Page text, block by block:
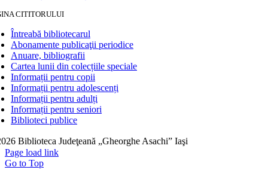
CITITORULUI
Întreabă bibliotecarul
Abonamente publicaţii periodice
Anuare, bibliografii
Cartea lunii din colecțiile speciale
Informații pentru copii
Informații pentru adolescenți
Informații pentru adulți
Informații pentru seniori
Biblioteci publice
Biblioteca Judeţeană „Gheorghe Asachi” Iaşi
Page load link
Go to Top